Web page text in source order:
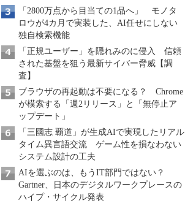
「2800万点から目当ての1品へ」 モノタ
ロウが4カ月で実装した、AI任せにしない
独自検索機能
「正規ユーザー」を隠れみのに侵入 信頼
された基盤を狙う最新サイバー脅威【調
査】
ブラウザの再起動は不要になる？ Chrome
が模索する「週2リリース」と「無停止ア
ップデート」
「三國志 覇道」が生成AIで実現したリアル
タイム異言語交流 ゲーム性を損なわない
システム設計の工夫
AIを選ぶのは、もうIT部門ではない？
Gartner、日本のデジタルワークプレースの
ハイプ・サイクル発表